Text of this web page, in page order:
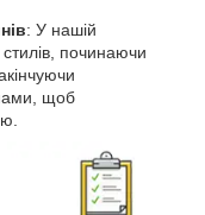
: У нашій
стилів, починаючи
щоб